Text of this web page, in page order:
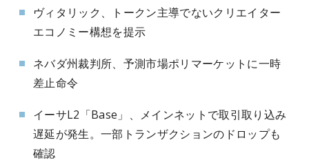
ヴィタリック、トークン主導でないクリエイター
エコノミー構想を提示
ネバダ州裁判所、予測市場ポリマーケットに一時
差止命令
イーサL2「Base」、メインネットで取引取り込み
遅延が発生。一部トランザクションのドロップも
確認